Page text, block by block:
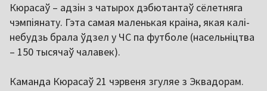
Кюрасаў – адзін з чатырох дэбютантаў сёлетняга
чэмпіянату. Гэта самая маленькая краіна, якая калі-
небудзь брала ўдзел у ЧС па футболе (насельніцтва
– 150 тысячаў чалавек).
Каманда Кюрасаў 21 чэрвеня згуляе з Эквадорам.